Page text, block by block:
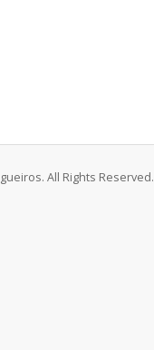
All Rights Reserved.